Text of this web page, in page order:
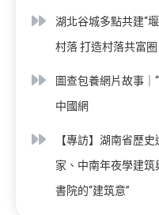
湖北谷城多點共建“
村落 打造村落共富圈
圖查包養網片故事｜
中國網
【專訪】湖南省歷
家、中南年夜學建
書院的“建筑意”